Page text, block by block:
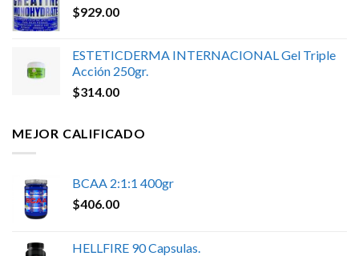
$929.00
ESTETICDERMA INTERNACIONAL Gel Triple
Acción 250gr.
$314.00
MEJOR CALIFICADO
BCAA 2:1:1 400gr
$406.00
HELLFIRE 90 Capsulas.